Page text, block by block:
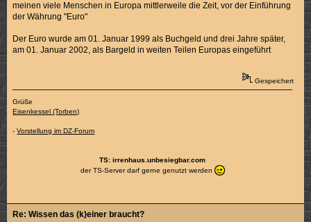
meinen viele Menschen in Europa mittlerweile die Zeit, vor der Einführung
der Währung "Euro"
Der Euro wurde am 01. Januar 1999 als Buchgeld und drei Jahre später,
am 01. Januar 2002, als Bargeld in weiten Teilen Europas eingeführt
Gespeichert
Grüße
Eisenkessel (Torben)
-Vorstellung im DZ-Forum
TS: irrenhaus.unbesiegbar.com
der TS-Server darf gerne genutzt werden
Re: Wissen das (k)einer braucht?